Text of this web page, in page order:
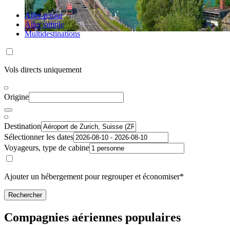
Aller-retour
Aller simple
Multidestinations
Vols directs uniquement
Origine
Destination
Sélectionner les dates
Voyageurs, type de cabine
Ajouter un hébergement pour regrouper et économiser*
Rechercher
Compagnies aériennes populaires